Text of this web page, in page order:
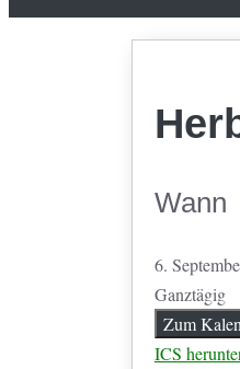
Wann
6.
Ganztägig
Zum
ICS